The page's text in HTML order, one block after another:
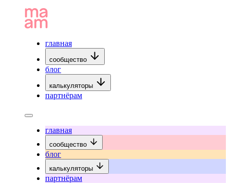
главная
сообщество
блог
калькуляторы
партнёрам
главная
сообщество
блог
калькуляторы
партнёрам